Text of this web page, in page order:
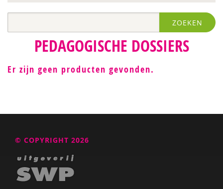
ZOEKEN
PEDAGOGISCHE DOSSIERS
Er zijn geen producten gevonden.
© COPYRIGHT 2026